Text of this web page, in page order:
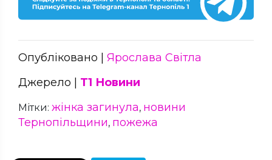
Опубліковано | Ярослава Світла
Джерело | Т1 Новини
Мітки: жінка загинула, новини
Тернопільщини, пожежа